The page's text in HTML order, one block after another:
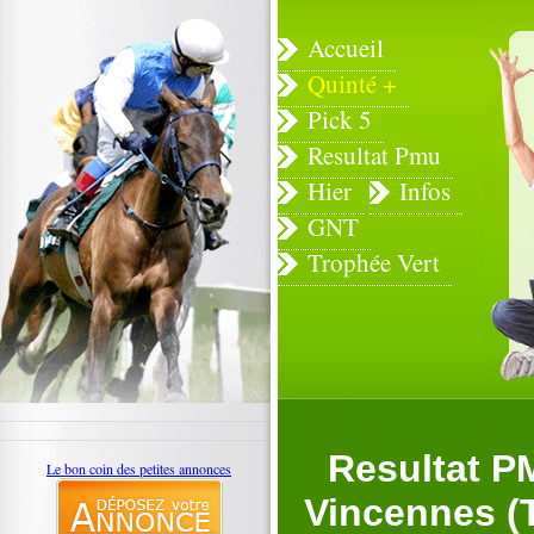
Accueil
Quinté +
Pick 5
Resultat Pmu
Hier
Infos
GNT
Trophée Vert
Resultat
Vincennes
Le bon coin des petites annonces